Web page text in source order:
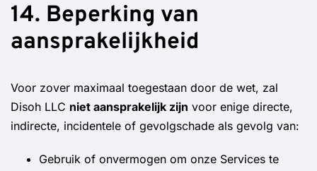
14. Beperking van
aansprakelijkheid
Voor zover maximaal toegestaan door de wet, zal
Disoh LLC niet aansprakelijk zijn voor enige directe,
indirecte, incidentele of gevolgschade als gevolg van:
Gebruik of onvermogen om onze Services te